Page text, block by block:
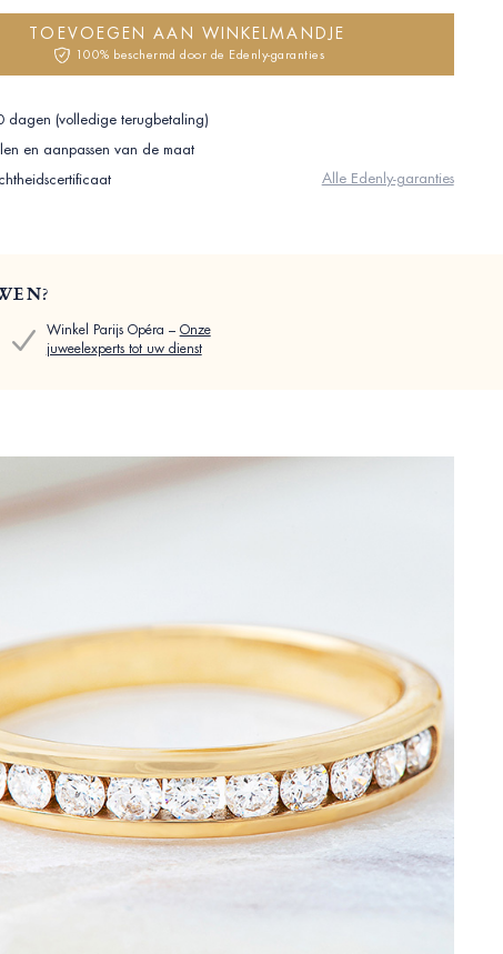
TOEVOEGEN AAN WINKELMANDJE
100% beschermd door de Edenly-garanties
dagen (volledige terugbetaling)
en aanpassen van de maat
Alle Edenly-garanties
Winkel Parijs Opéra – Onze
juweelexperts tot uw dienst